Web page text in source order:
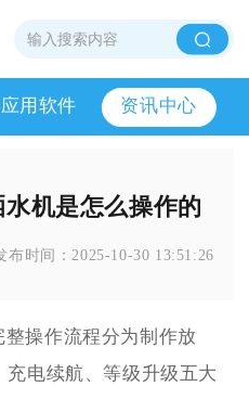
应用软件 资讯中心
机是怎么操作的
布时间：2025-10-30 13:51:26
操作流程分为制作放
电续航、等级升级五大